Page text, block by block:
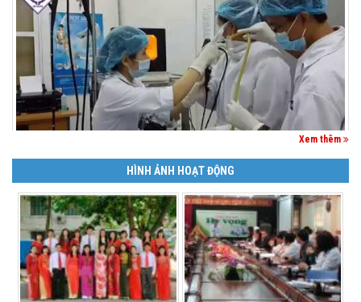
Xem thêm
HÌNH ẢNH HOẠT ĐỘNG